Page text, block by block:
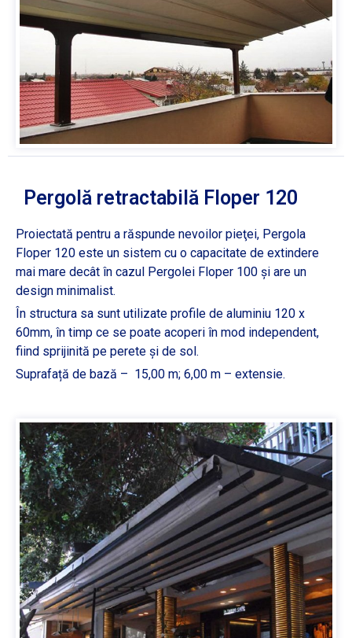
Pergolă retractabilă Floper 120
Proiectată pentru a răspunde nevoilor pieţei, Pergola
Floper 120 este un sistem cu o capacitate de extindere
mai mare decât în cazul Pergolei Floper 100 şi are un
design minimalist.
În structura sa sunt utilizate profile de aluminiu 120 x
60mm, în timp ce se poate acoperi în mod independent,
fiind sprijinită pe perete şi de sol.
Suprafață de bază – 15,00 m; 6,00 m – extensie.